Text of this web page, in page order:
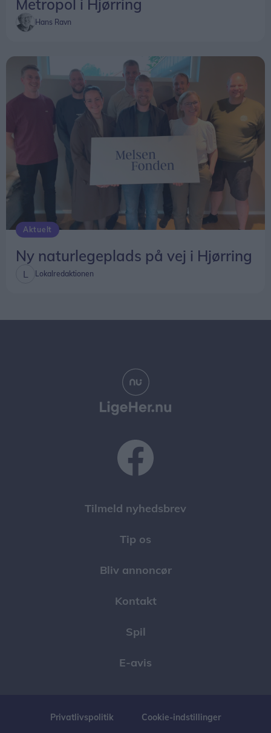
Metropol i Hjørring
Hans Ravn
Aktuelt
Ny naturlegeplads på vej i Hjørring
Lokalredaktionen
Tilmeld nyhedsbrev
Tip os
Bliv annoncør
Kontakt
Spil
E-avis
Privatlivspolitik Cookie-indstillinger